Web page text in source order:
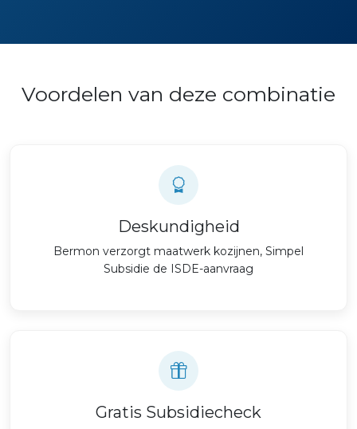
Voordelen van deze combinatie
Deskundigheid
Bermon verzorgt maatwerk kozijnen, Simpel
Subsidie de ISDE-aanvraag
Gratis Subsidiecheck